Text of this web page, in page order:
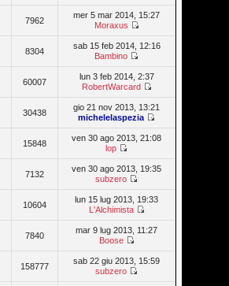
7962
mer 5 mar 2014, 15:27
Moraxus
8304
sab 15 feb 2014, 12:16
Bambino
60007
lun 3 feb 2014, 2:37
RobertWarcard
30438
gio 21 nov 2013, 13:21
michelelaspezia
15848
ven 30 ago 2013, 21:08
lop
7132
ven 30 ago 2013, 19:35
subzero
10604
lun 15 lug 2013, 19:33
L'Alchimista
7840
mar 9 lug 2013, 11:27
Boose
158777
sab 22 giu 2013, 15:59
subzero